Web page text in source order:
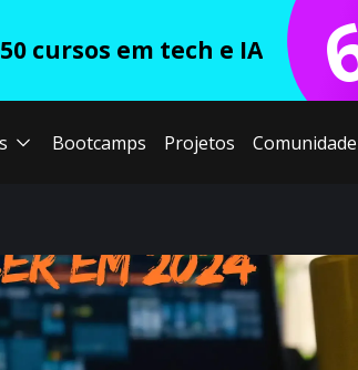
cursos em tech e IA
Bootcamps Projetos Comunidade